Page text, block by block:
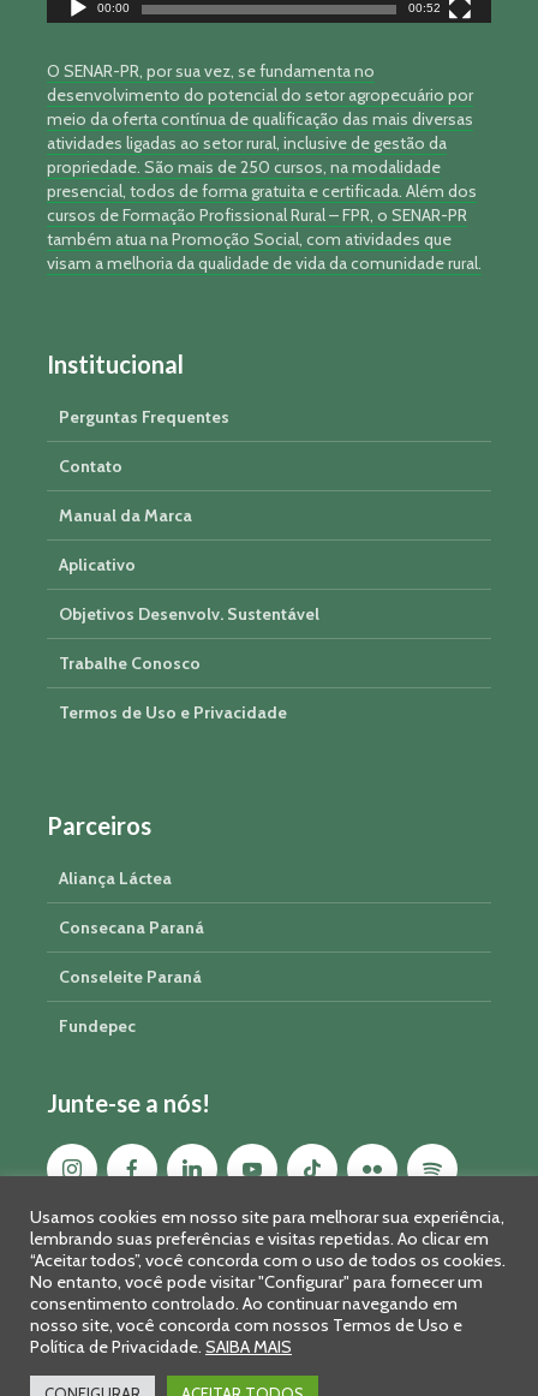
00:00 00:52
O SENAR-PR, por sua vez, se fundamenta no
desenvolvimento do potencial do setor agropecuário por
meio da oferta contínua de qualificação das mais diversas
atividades ligadas ao setor rural, inclusive de gestão da
propriedade. São mais de 250 cursos, na modalidade
presencial, todos de forma gratuita e certificada. Além dos
cursos de Formação Profissional Rural – FPR, o SENAR-PR
também atua na Promoção Social, com atividades que
visam a melhoria da qualidade de vida da comunidade rural.
Institucional
Perguntas Frequentes
Contato
Manual da Marca
Aplicativo
Objetivos Desenvolv. Sustentável
Trabalhe Conosco
Termos de Uso e Privacidade
Parceiros
Aliança Láctea
Consecana Paraná
Conseleite Paraná
Fundepec
Junte-se a nós!
Sistema FAEP/SENAR-PR © 2026 · R. Marechal Deodoro, 450, 14º
Usamos cookies em nosso site para melhorar sua experiência,
lembrando suas preferências e visitas repetidas. Ao clicar em
“Aceitar todos”, você concorda com o uso de todos os cookies.
No entanto, você pode visitar "Configurar" para fornecer um
consentimento controlado. Ao continuar navegando em
nosso site, você concorda com nossos Termos de Uso e
Política de Privacidade. SAIBA MAIS